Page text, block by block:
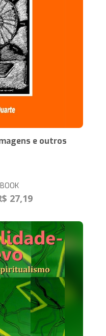
e outros
27,19